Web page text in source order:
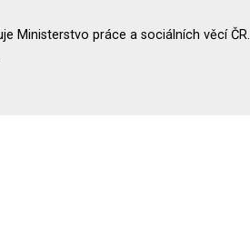
Ministerstvo práce a sociálních věcí ČR.